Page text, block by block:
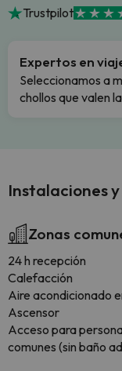
Trustpilot
Expertos en
Seleccionamos a
chollos que valen
Instalaciones
Zonas
24 h recepción
Calefacción
Aire acondicionado
Ascensor
Acceso para
comunes (sin baño